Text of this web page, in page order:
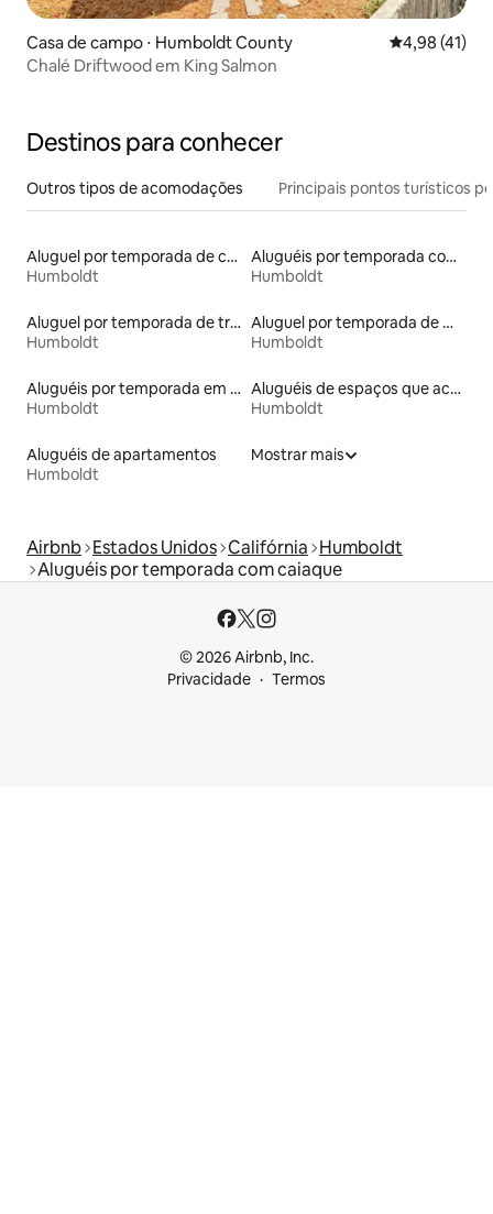
Casa de campo ⋅ Humboldt County 4,98 de uma
4,98 (41)
Chalé Driftwood em King Salmon
Destinos para conhecer
Outros tipos de acomodações Principais pontos turísticos
Aluguel por temporada de casas de hóspedes
Humboldt
Aluguéis por temporada com acesso à praia
Humboldt
Aluguel por temporada de trailers
Humboldt
Aluguel por temporada de microcasas
Humboldt
Aluguéis por temporada em hotéis-fazenda
Humboldt
Aluguéis de espaços que aceitam animais de estimação
Humboldt
Aluguéis de apartamentos
Humboldt
Mostrar mais
Airbnb Estados Unidos Califórnia Humboldt
Aluguéis por temporada com caiaque
© 2026 Airbnb, Inc.
Privacidade
Termos